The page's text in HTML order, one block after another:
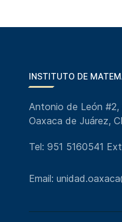
INSTITUTO DE
Antonio de León
Oaxaca de Juárez,
Tel: 951 5160541
Email: